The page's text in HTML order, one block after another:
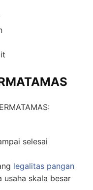
selesai
legalitas pangan
usaha skala besar